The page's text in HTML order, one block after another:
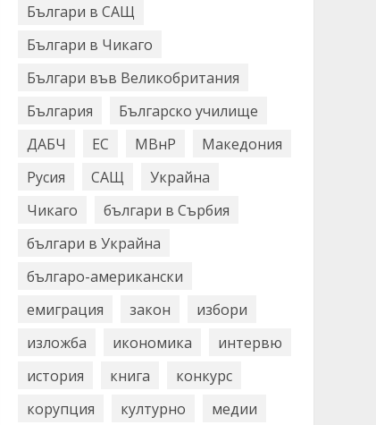
Българи в САЩ
Българи в Чикаго
Българи във Великобритания
България
Българско училище
ДАБЧ
ЕС МВнР
Македония
Русия
САЩ
Украйна
Чикаго
българи в Сърбия
българи в Украйна
българо-американски
емиграция
закон
избори
изложба
икономика
интервю
история
книга
конкурс
корупция
културно
медии